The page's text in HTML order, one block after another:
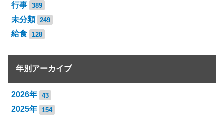
行事 389
未分類 249
給食 128
年別アーカイブ
2026年 43
2025年 154